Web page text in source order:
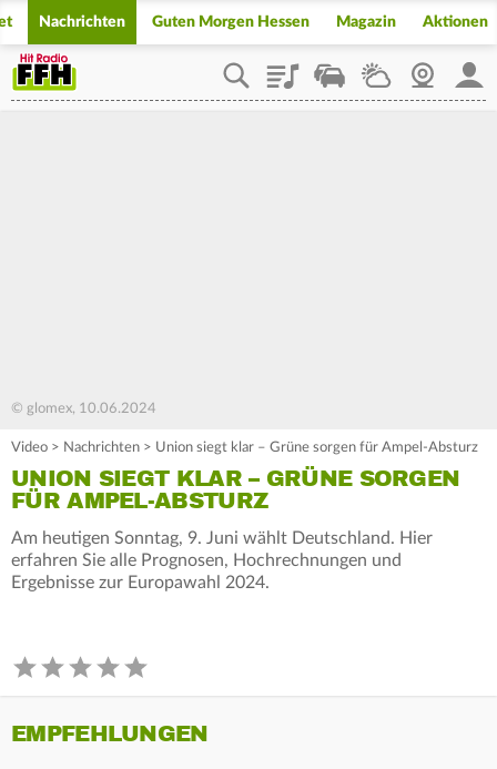
Nachrichten Guten Morgen Hessen Magazin Aktionen
PlaylistStaupilotWetterWebcam
© glomex, 10.06.2024
Video > Nachrichten > Union siegt klar – Grüne sorgen für Ampel-Absturz
UNION SIEGT KLAR – GRÜNE SORGEN
FÜR AMPEL-ABSTURZ
Am heutigen Sonntag, 9. Juni wählt Deutschland. Hier
erfahren Sie alle Prognosen, Hochrechnungen und
Ergebnisse zur Europawahl 2024.
EMPFEHLUNGEN